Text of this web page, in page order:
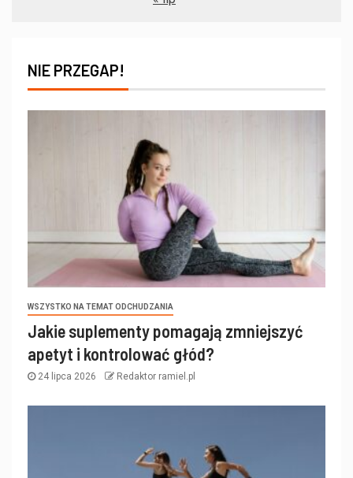
NIE PRZEGAP!
WSZYSTKO NA TEMAT ODCHUDZANIA
Jakie suplementy pomagają zmniejszyć
apetyt i kontrolować głód?
24 lipca 2026 Redaktor ramiel.pl